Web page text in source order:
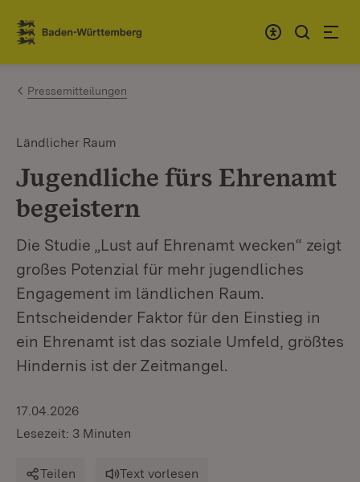
Zum Inhalt springen
Link zur Startseite
Pressemitteilungen
Ländlicher Raum
Jugendliche fürs Ehrenamt
begeistern
Die Studie „Lust auf Ehrenamt wecken“ zeigt
großes Potenzial für mehr jugendliches
Engagement im ländlichen Raum.
Entscheidender Faktor für den Einstieg in
ein Ehrenamt ist das soziale Umfeld, größtes
Hindernis ist der Zeitmangel.
17.04.2026
Lesezeit: 3 Minuten
Teilen Text vorlesen